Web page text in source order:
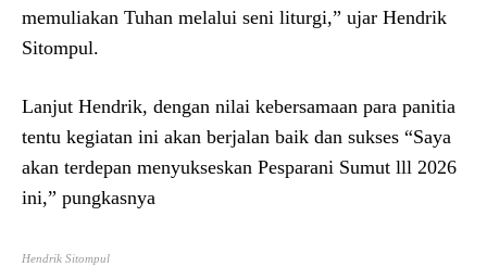
memuliakan Tuhan melalui seni liturgi,” ujar Hendrik
Sitompul.
Lanjut Hendrik, dengan nilai kebersamaan para panitia
tentu kegiatan ini akan berjalan baik dan sukses “Saya
akan terdepan menyukseskan Pesparani Sumut lll 2026
ini,” pungkasnya
Hendrik Sitompul